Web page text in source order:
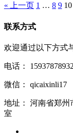
« 上一页 1 … 8 9 10
联系方式
欢迎通过以下方式
电话： 15937878932
微信： qicaixinli17
地址：
河南省郑州
室